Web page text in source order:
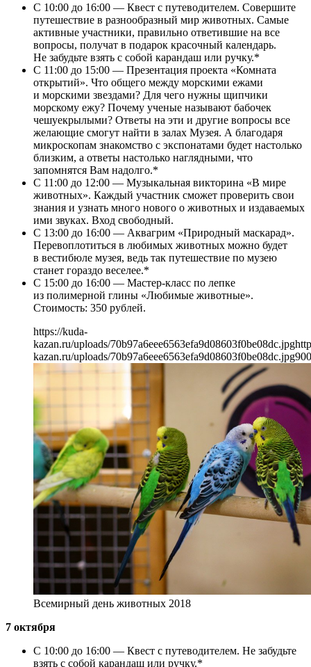
С 10:00 до 16:00 — Квест с путеводителем. Совершите
путешествие в разнообразный мир животных. Самые
активные участники, правильно ответившие на все
вопросы, получат в подарок красочный календарь.
Не забудьте взять с собой карандаш или ручку.*
С 11:00 до 15:00 — Презентация проекта «Комната
открытий». Что общего между морскими ежами
и морскими звездами? Для чего нужны щипчики
морскому ежу? Почему ученые называют бабочек
чешуекрылыми? Ответы на эти и другие вопросы все
желающие смогут найти в залах Музея. А благодаря
микроскопам знакомство с экспонатами будет настолько
близким, а ответы настолько наглядными, что
запомнятся Вам надолго.*
С 11:00 до 12:00 — Музыкальная викторина «В мире
животных». Каждый участник сможет проверить свои
знания и узнать много нового о животных и издаваемых
ими звуках. Вход свободный.
С 13:00 до 16:00 — Аквагрим «Природный маскарад».
Перевоплотиться в любимых животных можно будет
в вестибюле музея, ведь так путешествие по музею
станет гораздо веселее.*
С 15:00 до 16:00 — Мастер-класс по лепке
из полимерной глины «Любимые животные».
Стоимость: 350 рублей.
https://kuda-
kazan.ru/uploads/70b97a6eee6563efa9d08603f0be08dc.jpg
kazan.ru/uploads/70b97a6eee6563efa9d08603f0be08dc.jpg900
Всемирный день животных 2018
7 октября
С 10:00 до 16:00 — Квест с путеводителем. Не забудьте
взять с собой карандаш или ручку.*